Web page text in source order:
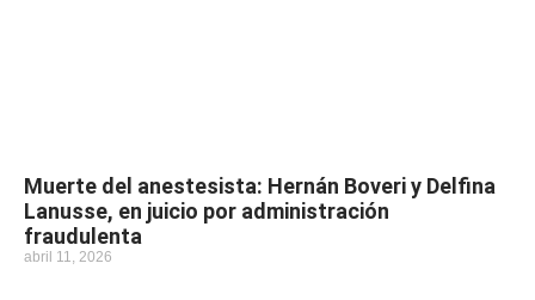
Muerte del anestesista: Hernán Boveri y Delfina
Lanusse, en juicio por administración
fraudulenta
abril 11, 2026